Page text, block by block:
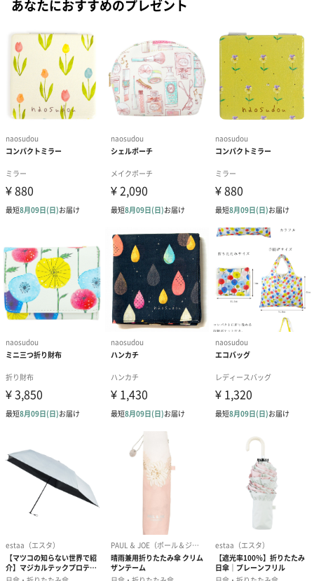
ご自分用にも、贈り物としても、、
他にはないおしゃれなデザインの折り畳み傘をご自分用にはもち
ろん、いつもお世話になっている方へちょっとした贈り物にもお
すすめのアイテムです。
豊富なデザインからお好みのものぜひ、いかがでしょうか。
商品詳細情報
【素材】ポリエステル
【傘骨】アルミ
幅・高さ
75mm・235mm
外装の形状
PP袋
お届け内容・
セット状態
・折りたたみ傘本体
親骨長さ：約50cm
折り畳み時：約22cm
全長：約52cm
原産国
商品オプション情報
お届けボックスオプション
あなたにおすすめのプレゼント